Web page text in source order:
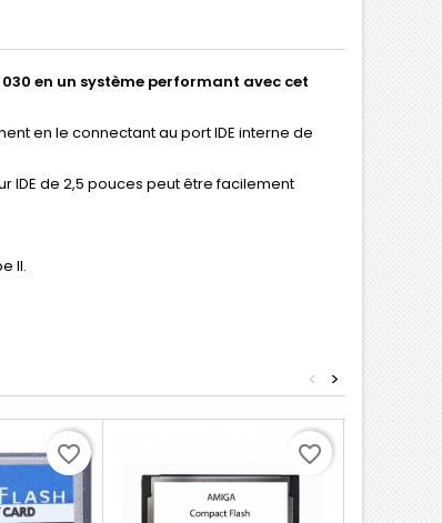
en un système performant avec cet
en le connectant au port IDE interne de
IDE de 2,5 pouces peut être facilement
II.
>
<
favorite_border favorite_border